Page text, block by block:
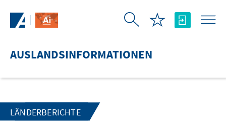
AUSLANDSINFORMATIONEN
LÄNDERBERICHTE